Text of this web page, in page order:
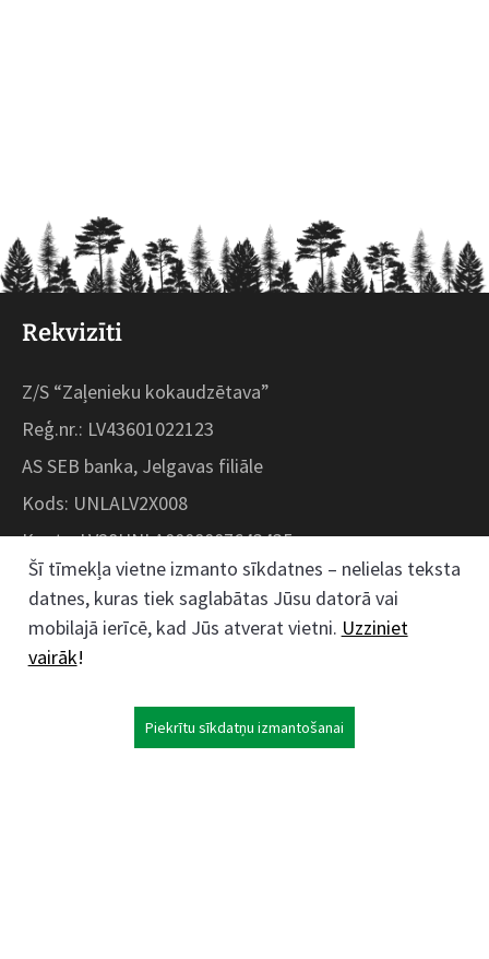
Rekvizīti
Z/S “Zaļenieku kokaudzētava”
Reģ.nr.: LV43601022123
AS SEB banka, Jelgavas filiāle
Kods: UNLALV2X008
Konts: LV28UNLA0008007643435
Kokaudzētavas iela 1, Zaļenieki, Zaļenieku
pagasts, Jelgavas novads, LV- 3011, Latvija
Šī tīmekļa vietne izmanto sīkdatnes – nelielas teksta
datnes, kuras tiek saglabātas Jūsu datorā vai
mobilajā ierīcē, kad Jūs atverat vietni. Uzziniet
vairāk!
Piekrītu sīkdatņu izmantošanai